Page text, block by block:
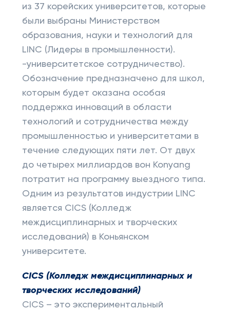
из 37 корейских университетов, которые
были выбраны Министерством
образования, науки и технологий для
LINC (Лидеры в промышленности).
-университетское сотрудничество).
Обозначение предназначено для школ,
которым будет оказана особая
поддержка инноваций в области
технологий и сотрудничества между
промышленностью и университетами в
течение следующих пяти лет. От двух
до четырех миллиардов вон Konyang
потратит на программу выездного типа.
Одним из результатов индустрии LINC
является CICS (Колледж
междисциплинарных и творческих
исследований) в Коньянском
университете.
CICS (Колледж междисциплинарных и
творческих исследований)
CICS – это экспериментальный